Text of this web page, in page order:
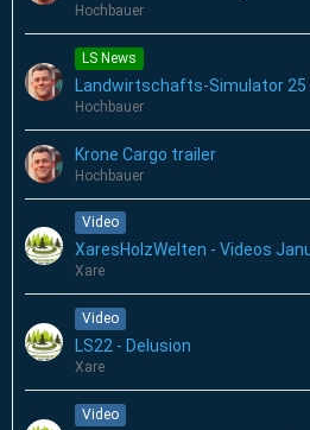
Hochbauer
LS News
Landwirtschafts-Simulator 25
Hochbauer
Krone Cargo trailer
Hochbauer
Video
XaresHolzWelten - Videos
Xare
Video
LS22 - Delusion
Xare
Video